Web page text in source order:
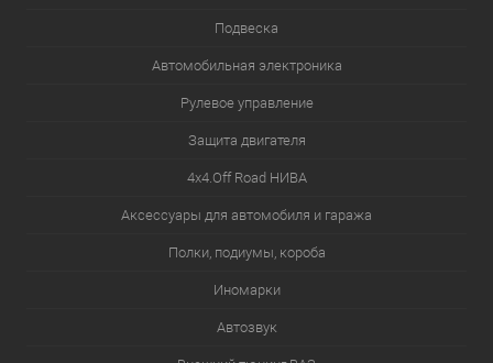
Подвеска
Автомобильная электроника
Рулевое управление
Защита двигателя
4х4.Off Road НИВА
Аксессуары для автомобиля и гаража
Полки, подиумы, короба
Иномарки
Автозвук